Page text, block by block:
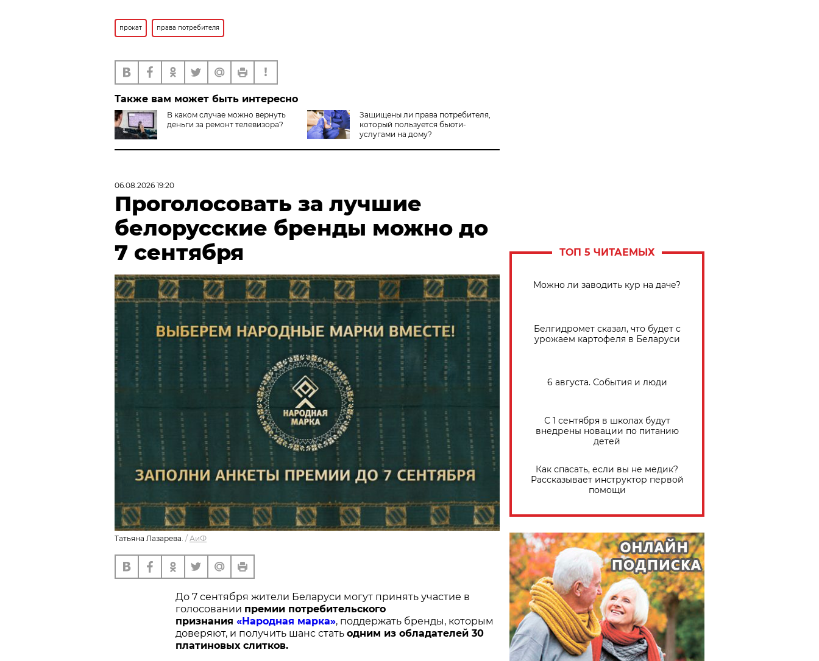
прокат права потребителя
Также вам может быть интересно
В каком случае можно вернуть
деньги за ремонт телевизора?
Защищены ли права потребителя,
который пользуется бьюти-
услугами на дому?
06.08.2026 19:20
Проголосовать за лучшие
белорусские бренды можно до
7 сентября
Татьяна Лазарева. / АиФ
До 7 сентября жители Беларуси могут принять участие в
голосовании премии потребительского
признания «Народная марка», поддержать бренды, которым
доверяют, и получить шанс стать одним из обладателей 30
платиновых слитков.
ТОП 5 ЧИТАЕМЫХ
Можно ли заводить кур на даче?
Белгидромет сказал, что будет с
урожаем картофеля в Беларуси
6 августа. События и люди
С 1 сентября в школах будут
внедрены новации по питанию
детей
Как спасать, если вы не медик?
Рассказывает инструктор первой
помощи